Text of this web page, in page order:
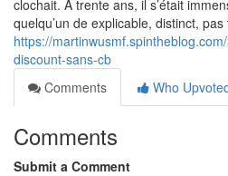
clochait. À trente ans, il s’était
quelqu’un de explicable, distinct,
https://
discount-sans-cb
Comments
Who
Comments
Submit a Comment